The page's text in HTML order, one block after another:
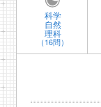
科学
自然
理科
（16問）